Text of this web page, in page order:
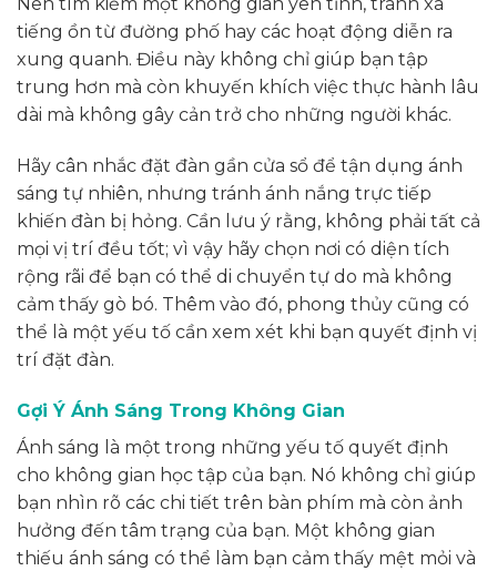
Nên tìm kiếm một không gian yên tĩnh, tránh xa
tiếng ồn từ đường phố hay các hoạt động diễn ra
xung quanh. Điều này không chỉ giúp bạn tập
trung hơn mà còn khuyến khích việc thực hành lâu
dài mà không gây cản trở cho những người khác.
Hãy cân nhắc đặt đàn gần cửa sổ để tận dụng ánh
sáng tự nhiên, nhưng tránh ánh nắng trực tiếp
khiến đàn bị hỏng. Cần lưu ý rằng, không phải tất cả
mọi vị trí đều tốt; vì vậy hãy chọn nơi có diện tích
rộng rãi để bạn có thể di chuyển tự do mà không
cảm thấy gò bó. Thêm vào đó, phong thủy cũng có
thể là một yếu tố cần xem xét khi bạn quyết định vị
trí đặt đàn.
Gợi Ý Ánh Sáng Trong Không Gian
Ánh sáng là một trong những yếu tố quyết định
cho không gian học tập của bạn. Nó không chỉ giúp
bạn nhìn rõ các chi tiết trên bàn phím mà còn ảnh
hưởng đến tâm trạng của bạn. Một không gian
thiếu ánh sáng có thể làm bạn cảm thấy mệt mỏi và